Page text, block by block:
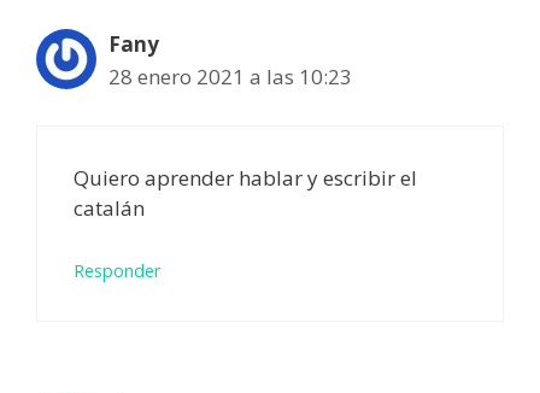
Fany
28 enero 2021 a las 10:23
Quiero aprender hablar y escribir el
catalán
Responder